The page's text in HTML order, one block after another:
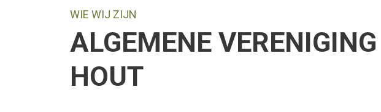
WIE WIJ ZIJN
ALGEMENE
HOUT